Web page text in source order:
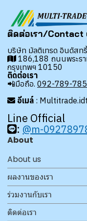
ติดต่อเรา/Contact
บริษัท มัลติเทรด อินดัสท
186,188 ถนนพระรา
กรุงเทพฯ 10150
ติดต่อเรา
📲มือถือ. 092-789-
อีเมล์ :
Line Official
: @m-
About
About us
ผลงานของเรา
ร่วมงานกับเรา
ติดต่อเรา